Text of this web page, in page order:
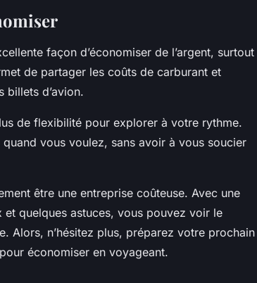
façon d’économiser de l’argent, surtout
de partager les coûts de carburant et
billets d’avion.
de flexibilité pour explorer à votre rythme.
vous voulez, sans avoir à vous soucier
être une entreprise coûteuse. Avec une
quelques astuces, vous pouvez voir le
Alors, n’hésitez plus, préparez votre prochain
économiser en voyageant.